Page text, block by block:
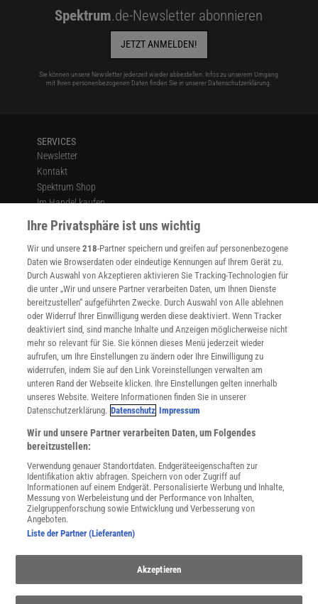
Spektrum.de-Newsletter abonnieren
JETZT ANMELDEN!
Sie können unsere Newsletter jederzeit wieder abbestellen. Infos zu unserem Umgang
mit Ihren personenbezogenen Daten finden Sie in unserer Datenschutzerklärung.
SERVICES
Newsletter
Kontakt
Spektrum Shop
Im Handel kaufen
Presse
Verträge kündigen
Widerruf
INFO
Mediadaten
Datenschutz
Nutzungsbedingungen
Cookie-Einstellungen
Utiq verwalten
Nutzungsbasierte Onlinewerbung
Alle Artikel
Impressum
Angebote für Schulen
Angebote für Institutionen
Sprachen lernen mit Gymglish
Lexika
Für Spektrum schreiben
Zugänglichkeitserklärung
WEBSEITEN
KielSCN
Wissenschaft in die Schulen
SciLogs
Ihre Privatsphäre ist uns wichtig
Wir und unsere218-Partner speichern und greifen auf personenbezogene
Daten wie Browserdaten oder eindeutige Kennungen auf Ihrem Gerät zu.
Durch Auswahl von Akzeptieren aktivieren Sie Tracking-Technologien für
die unter „Wir und unsere Partner verarbeiten Daten, um Ihnen Dienste
bereitzustellen“ aufgeführten Zwecke. Durch Auswahl von Alle ablehnen
oder Widerruf Ihrer Einwilligung werden diese deaktiviert. Wenn Tracker
deaktiviert sind, sind manche Inhalte und Anzeigen möglicherweise nicht
mehr so relevant für Sie. Sie können dieses Menü jederzeit wieder
aufrufen, um Ihre Einstellungen zu ändern oder Ihre Einwilligung zu
widerrufen, indem Sie auf den Link Voreinstellungen verwalten am
unteren Rand der Webseite klicken. Ihre Einstellungen gelten innerhalb
unseres Website. Weitere Informationen finden Sie in unserer
Datenschutzerklärung. Datenschutz Impressum
Wir und unsere Partner verarbeiten Daten, um Folgendes
bereitzustellen:
Verwendung genauer Standortdaten. Endgeräteeigenschaften zur
Identifikation aktiv abfragen. Speichern von oder Zugriff auf
Informationen auf einem Endgerät. Personalisierte Werbung und Inhalte,
Messung von Werbeleistung und der Performance von Inhalten,
Zielgruppenforschung sowie Entwicklung und Verbesserung von
Angeboten.
Liste der Partner (Lieferanten)
Akzeptieren